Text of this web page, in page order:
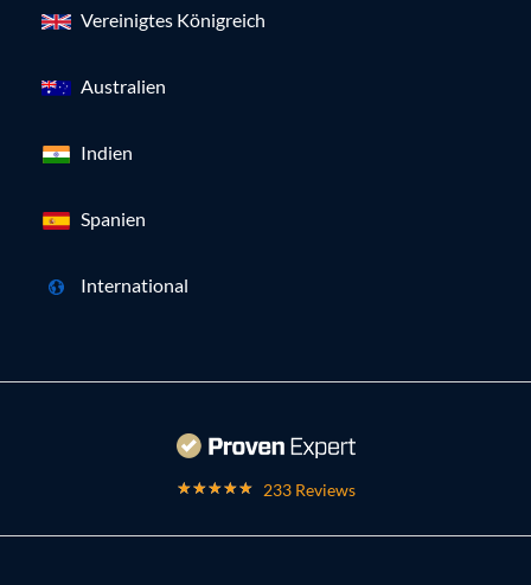
Vereinigtes Königreich
Australien
Indien
Spanien
International
233 Reviews